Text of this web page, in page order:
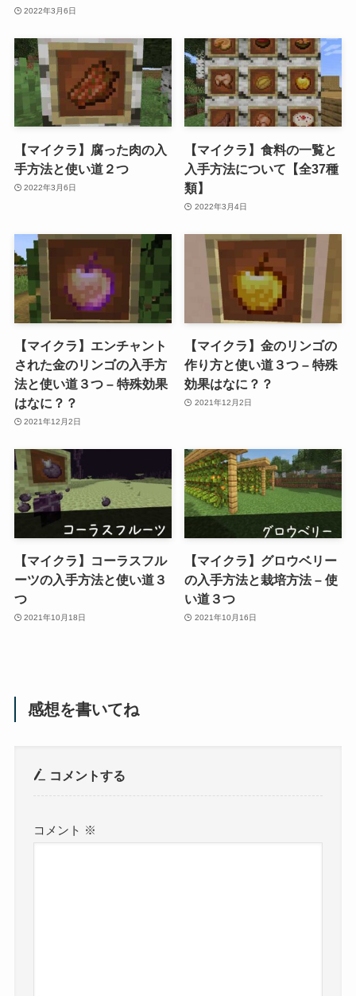
2022年3月6日
【マイクラ】腐った肉の入
手方法と使い道２つ
2022年3月6日
【マイクラ】食料の一覧と
入手方法について【全37種
類】
2022年3月4日
【マイクラ】エンチャント
された金のリンゴの入手方
法と使い道３つ – 特殊効果
はなに？？
2021年12月2日
【マイクラ】金のリンゴの
作り方と使い道３つ – 特殊
効果はなに？？
2021年12月2日
【マイクラ】コーラスフル
ーツの入手方法と使い道３
つ
2021年10月18日
【マイクラ】グロウベリー
の入手方法と栽培方法 – 使
い道３つ
2021年10月16日
感想を書いてね
コメントする
コメント ※